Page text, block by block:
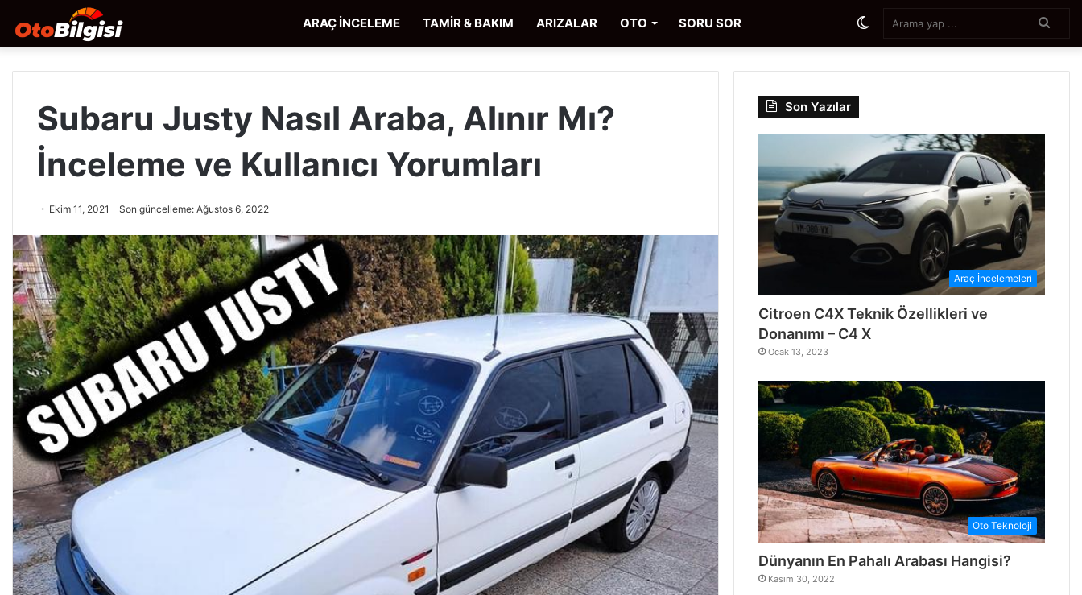
ARAÇ İNCELEME TAMİR & BAKIM ARIZALAR OTO SORU SOR
...
görünümü
Subaru Justy Nasıl Araba, Alınır Mı?
İnceleme ve Kullanıcı Yorumları
Ekim 11, 2021 Son güncelleme: Ağustos 6, 2022
Son Yazılar
Araç İncelemeleri
Citroen C4X Teknik Özellikleri ve
Donanımı – C4 X
Ocak 13, 2023
Oto Teknoloji
Dünyanın En Pahalı Arabası Hangisi?
Kasım 30, 2022